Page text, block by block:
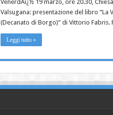
VenerdAï¿½ 19 marzo, ore 20.30,
Valsugana: presentazione del libro
(Decanato di Borgo)” di Vittorio Fabris.
Leggi tutto »